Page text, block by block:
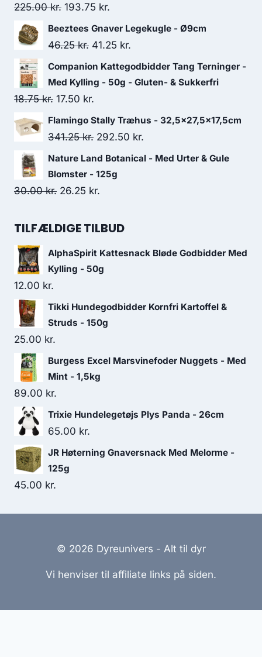
225.00kr. Den
oprindelige
pris
225.00 kr..
193.75 kr.
aktuelle
pris
193.75 kr..
Beeztees Gnaver Legekugle - Ø9cm
46.25kr. Den
oprindelige
pris
var:
46.25 kr..
41.25 kr.
aktuelle
pris
41.25 kr..
Companion Kattegodbidder Tang Terninger -
Med Kylling - 50g - Gluten- & Sukkerfri
18.75kr. Den
oprindelige
pris
18.75 kr..
17.50 kr.
aktuelle
pris
17.50 kr..
Flamingo Stally Træhus - 32,5x27,5x17,5cm
341.25kr. Den
oprindelige
pris
var:
292.50 kr.
aktuelle
Nature Land Botanical - Med Urter & Gule
Blomster - 125g
30.00kr. Den
pris
30.00 kr..
26.25 kr.
pris
26.25 kr..
TILFÆLDIGE TILBUD
AlphaSpirit Kattesnack Bløde Godbidder Med
Kylling - 50g
12.00 kr.
Tikki Hundegodbidder Kornfri Kartoffel &
Struds - 150g
25.00 kr.
Burgess Excel Marsvinefoder Nuggets - Med
Mint - 1,5kg
89.00 kr.
Trixie Hundelegetøjs Plys Panda - 26cm
65.00 kr.
JR Høterning Gnaversnack Med Melorme -
125g
45.00 kr.
© 2026 Dyreunivers - Alt til dyr
Vi henviser til affiliate links på siden.